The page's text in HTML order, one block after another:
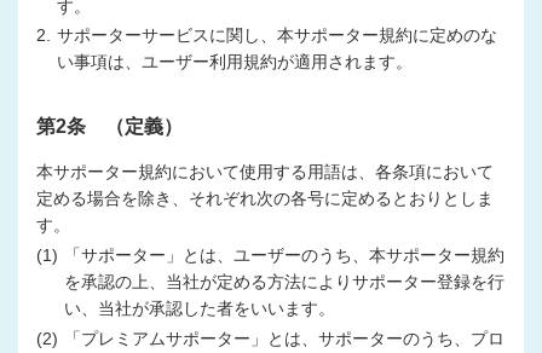
す。
2. サポーターサービスに関し、本サポーター規約に定めのな
い事項は、ユーザー利用規約が適用されます。
第2条 （定義）
本サポーター規約において使用する用語は、各条項において
定める場合を除き、それぞれ次の各号に定めるとおりとしま
す。
(1)
「サポーター」とは、ユーザーのうち、本サポーター規約
を承認の上、当社が定める方法によりサポーター登録を行
い、当社が承認した者をいいます。
(2)
「プレミアムサポーター」とは、サポーターのうち、プロ